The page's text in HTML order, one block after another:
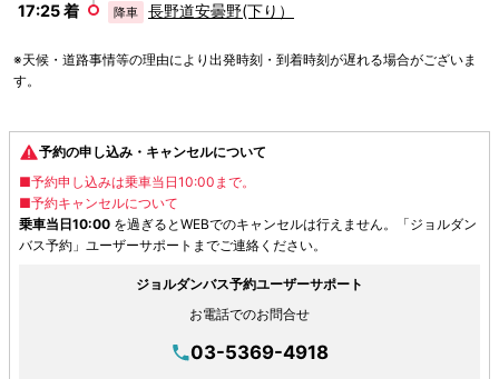
17:25 着
降車 長野道安曇野(下り）
※天候・道路事情等の理由により出発時刻・到着時刻が遅れる場合がございま
す。
予約の申し込み・キャンセルについて
■予約申し込みは乗車当日10:00まで。
■予約キャンセルについて
乗車当日10:00 を過ぎるとWEBでのキャンセルは行えません。「ジョルダン
バス予約」ユーザーサポートまでご連絡ください。
ジョルダンバス予約ユーザーサポート
お電話でのお問合せ
03-5369-4918